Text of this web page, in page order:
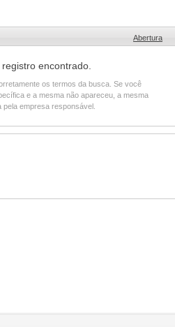
Abertura
encontrado.
os termos da busca. Se você
e a mesma não apareceu, a mesma
pela empresa responsável.